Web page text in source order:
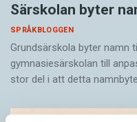
Särskolan byter
SPRÅKBLOGGEN
Grundsärskola byter namn
gymnasiesärskolan till
stor del i att detta